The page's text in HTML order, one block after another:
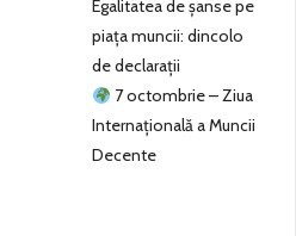
Egalitatea de șanse pe
piața muncii: dincolo
de declarații
7 octombrie – Ziua
Internațională a Muncii
Decente